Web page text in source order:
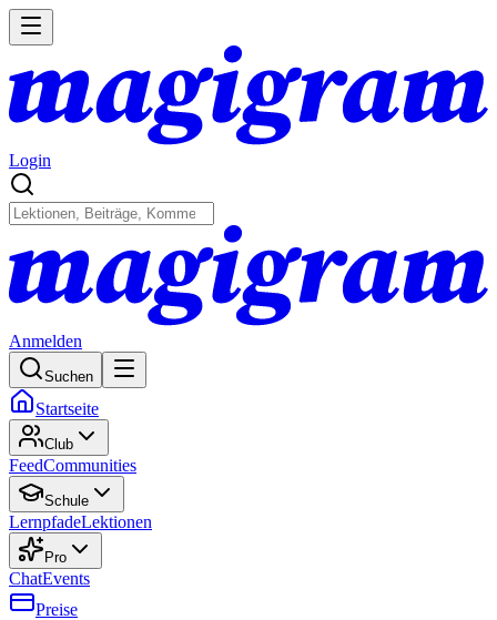
Login
Anmelden
Suchen
Startseite
Club
FeedCommunities
Schule
LernpfadeLektionen
Pro
ChatEvents
Preise